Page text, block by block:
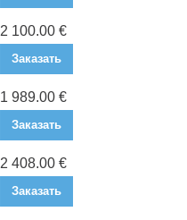
2 100.00 €
Заказать
1 989.00 €
Заказать
2 408.00 €
Заказать